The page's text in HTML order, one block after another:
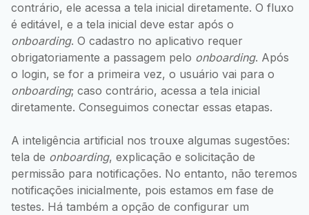
contrário, ele acessa a tela inicial diretamente. O fluxo
é editável, e a tela inicial deve estar após o
onboarding. O cadastro no aplicativo requer
obrigatoriamente a passagem pelo onboarding. Após
o login, se for a primeira vez, o usuário vai para o
onboarding; caso contrário, acessa a tela inicial
diretamente. Conseguimos conectar essas etapas.
A inteligência artificial nos trouxe algumas sugestões:
tela de onboarding, explicação e solicitação de
permissão para notificações. No entanto, não teremos
notificações inicialmente, pois estamos em fase de
testes. Há também a opção de configurar um